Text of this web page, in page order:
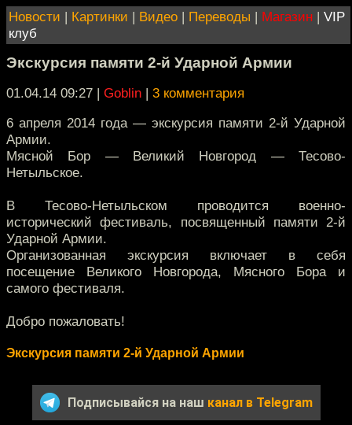
Новости | Картинки | Видео | Переводы | Магазин | VIP
клуб
Экскурсия памяти 2-й Ударной Армии
01.04.14 09:27 | Goblin | 3 комментария
6 апреля 2014 года — экскурсия памяти 2-й Ударной
Армии.
Мясной Бор — Великий Новгород — Тесово-
Нетыльское.
В Тесово-Нетыльском проводится военно-
исторический фестиваль, посвященный памяти 2-й
Ударной Армии.
Организованная экскурсия включает в себя
посещение Великого Новгорода, Мясного Бора и
самого фестиваля.
Добро пожаловать!
Экскурсия памяти 2-й Ударной Армии
Подписывайся на наш канал в Telegram